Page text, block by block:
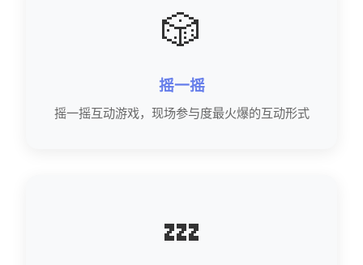
🎲
摇一摇
摇一摇互动游戏，现场参与度最火爆的互动形式
💤